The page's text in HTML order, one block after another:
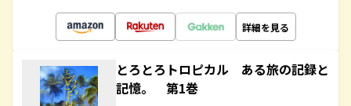
詳細を見る
とろとろトロピカル ある旅の記録と
記憶。 第1巻